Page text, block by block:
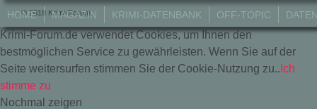
HOME MAGAZIN KRIMI-DATENBANK OFF-TOPIC
© 2018 Krimi-Forum.
Krimi-Forum.de verwendet Cookies, um Ihnen den
bestmöglichen Service zu gewährleisten. Wenn Sie auf der
Seite weitersurfen stimmen Sie der Cookie-Nutzung zu.. Ich
stimme zu
Nochmal zeigen